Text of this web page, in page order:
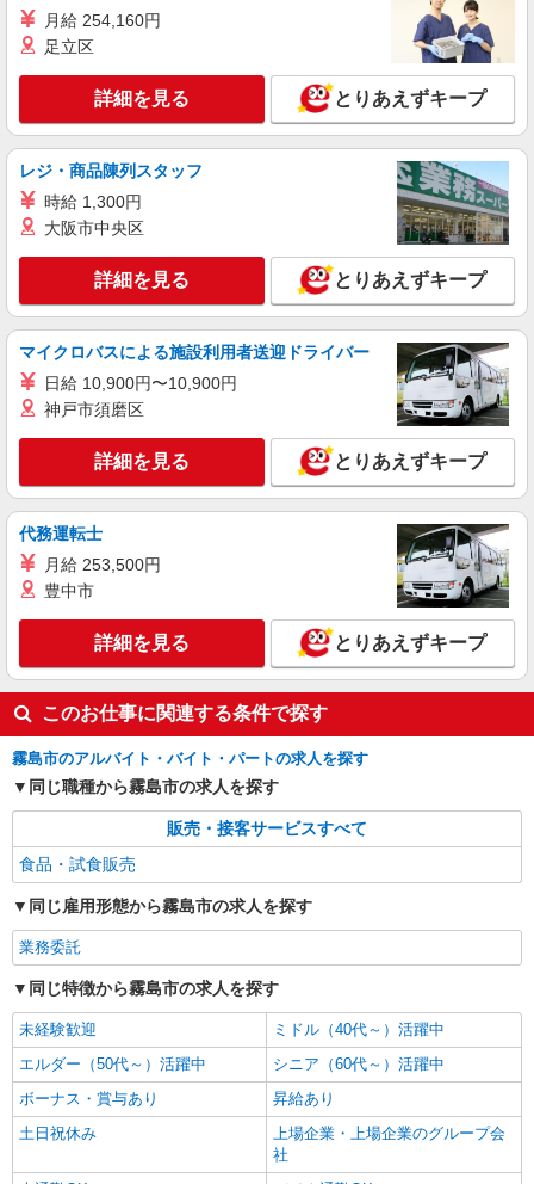
月給 254,160円
足立区
詳細を見る とりあえずキープ
レジ・商品陳列スタッフ
時給 1,300円
大阪市中央区
詳細を見る とりあえずキープ
マイクロバスによる施設利用者送迎ドライバー
日給 10,900円〜10,900円
神戸市須磨区
詳細を見る とりあえずキープ
代務運転士
月給 253,500円
豊中市
詳細を見る とりあえずキープ
このお仕事に関連する条件で探す
霧島市のアルバイト・バイト・パートの求人を探す
同じ職種から霧島市の求人を探す
販売・接客サービスすべて
食品・試食販売
同じ雇用形態から霧島市の求人を探す
業務委託
同じ特徴から霧島市の求人を探す
未経験歓迎
ミドル（40代～）活躍中
エルダー（50代～）活躍中
シニア（60代～）活躍中
ボーナス・賞与あり
昇給あり
土日祝休み
上場企業・上場企業のグループ会
社